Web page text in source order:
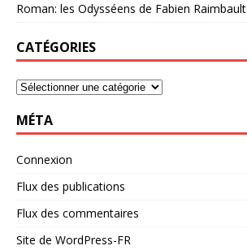
Roman: les Odysséens de Fabien Raimbault
CATÉGORIES
MÉTA
Connexion
Flux des publications
Flux des commentaires
Site de WordPress-FR